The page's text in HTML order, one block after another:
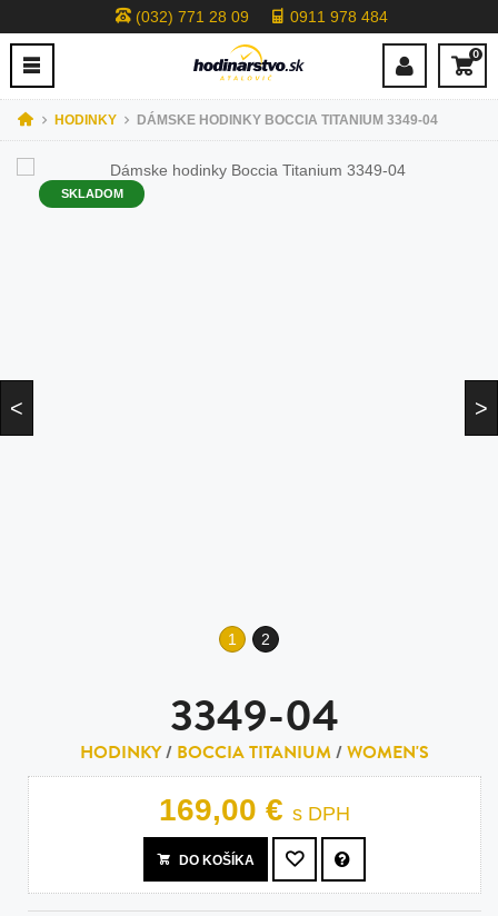
(032) 771 28 09 0911 978 484
0
HODINKY DÁMSKE HODINKY BOCCIA TITANIUM 3349-04
SKLADOM
1 2
3349-04
HODINKY/ BOCCIA TITANIUM/WOMEN'S
169,00 € s DPH
DO KOŠÍKA